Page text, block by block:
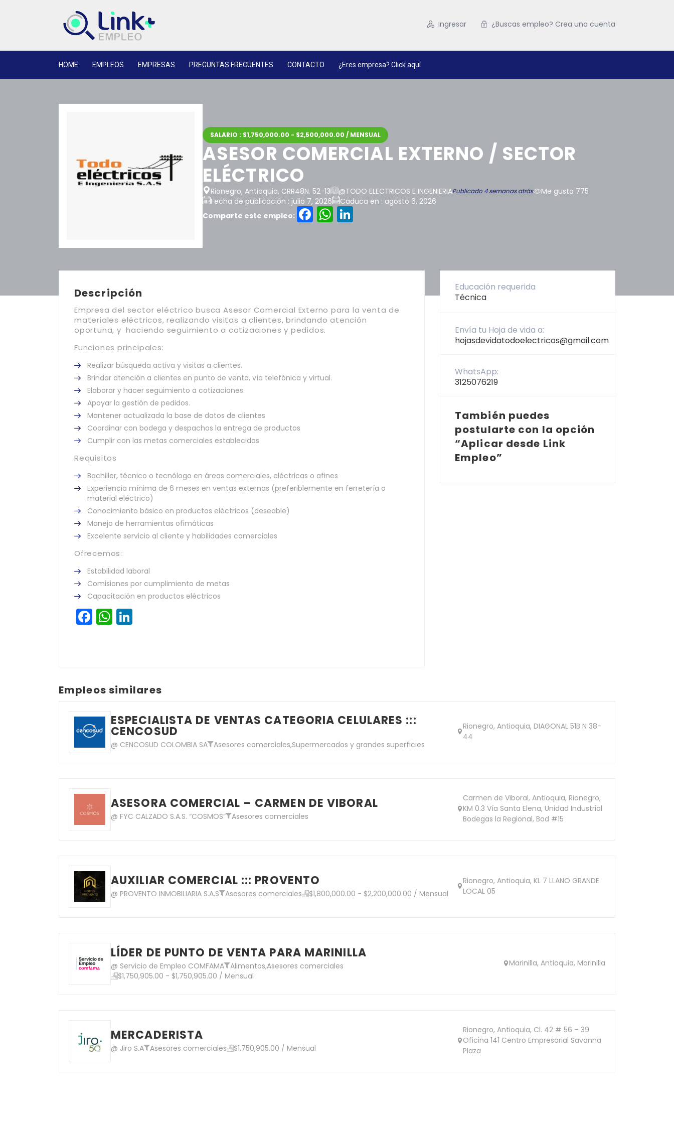
Ingresar ¿Buscas empleo? Crea una cuenta
HOME EMPLEOS EMPRESAS PREGUNTAS FRECUENTES CONTACTO ¿Eres empresa? Click aquí
SALARIO : $1,750,000.00 - $2,500,000.00 / MENSUAL
ASESOR COMERCIAL EXTERNO / SECTOR
ELÉCTRICO
Rionegro, Antioquia, CRR48N. 52-13 @TODO ELECTRICOS E INGENIERIAPublicado 4 semanas atrás
Me gusta 775
Fecha de publicación : julio 7, 2026
Caduca en : agosto 6, 2026
Comparte este empleo:
Facebook
WhatsApp
Descripción
Empresa del sector eléctrico busca Asesor Comercial Externo para la venta de
materiales eléctricos, realizando visitas a clientes, brindando atención
oportuna, y haciendo seguimiento a cotizaciones y pedidos.
Funciones principales:
Realizar búsqueda activa y visitas a clientes.
Brindar atención a clientes en punto de venta, vía telefónica y virtual.
Elaborar y hacer seguimiento a cotizaciones.
Apoyar la gestión de pedidos.
Mantener actualizada la base de datos de clientes
Coordinar con bodega y despachos la entrega de productos
Cumplir con las metas comerciales establecidas
Requisitos
Bachiller, técnico o tecnólogo en áreas comerciales, eléctricas o afines
Experiencia mínima de 6 meses en ventas externas (preferiblemente en ferretería o
material eléctrico)
Conocimiento básico en productos eléctricos (deseable)
Manejo de herramientas ofimáticas
Excelente servicio al cliente y habilidades comerciales
Ofrecemos:
Estabilidad laboral
Comisiones por cumplimiento de metas
Capacitación en productos eléctricos
Facebook
WhatsApp
Educación requerida
Técnica
Envía tu Hoja de vida a:
hojasdevidatodoelectricos@gmail.com
WhatsApp:
3125076219
También puedes
postularte con la opción
“Aplicar desde Link
Empleo”
Empleos similares
ESPECIALISTA DE VENTAS CATEGORIA CELULARES :::
CENCOSUD
@ CENCOSUD COLOMBIA SA Asesores comerciales,Supermercados y grandes superficies
Rionegro, Antioquia, DIAGONAL 51B N 38-
44
ASESORA COMERCIAL – CARMEN DE VIBORAL
@ FYC CALZADO S.A.S. “COSMOS” Asesores comerciales
Carmen de Viboral, Antioquia, Rionegro,
KM 0.3 Vía Santa Elena, Unidad Industrial
Bodegas la Regional, Bod #15
AUXILIAR COMERCIAL ::: PROVENTO
@ PROVENTO INMOBILIARIA S.A.S Asesores comerciales $1,800,000.00 - $2,200,000.00 / Mensual
Rionegro, Antioquia, KL 7 LLANO GRANDE
LOCAL 05
LÍDER DE PUNTO DE VENTA PARA MARINILLA
@ Servicio de Empleo COMFAMA Alimentos,Asesores comerciales
$1,750,905.00 - $1,750,905.00 / Mensual
Marinilla, Antioquia, Marinilla
MERCADERISTA
@ Jiro S.A Asesores comerciales $1,750,905.00 / Mensual
Rionegro, Antioquia, Cl. 42 # 56 – 39
Oficina 141 Centro Empresarial Savanna
Plaza